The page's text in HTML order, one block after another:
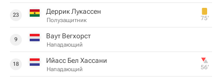
23 Деррик Лукассен
Полузащитник 75‎’‎
9 Ваут Вегхорст
Нападающий
18 Ийасс Бел Хассани
Нападающий 56‎’‎